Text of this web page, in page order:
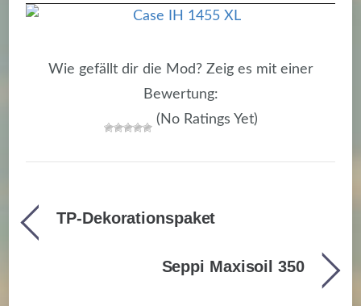
Wie gefällt dir die Mod? Zeig es mit einer
Bewertung:
(No Ratings Yet)
TP-Dekorationspaket
Seppi Maxisoil 350